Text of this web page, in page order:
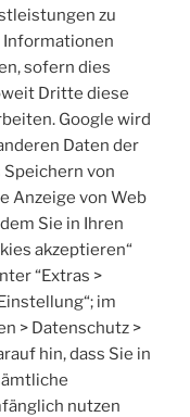
zu
Informationen
sofern dies
Dritte diese
Google wird
Daten der
Speichern von
Anzeige von Web
Sie in Ihren
akzeptieren“
“Extras >
im
> Datenschutz >
hin, dass Sie in
nutzen